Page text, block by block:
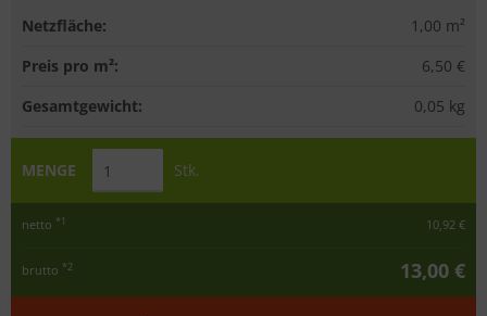
Netzfläche: 1,00 m²
Preis pro m²:
6,50 €
Gesamtgewicht:
0,05 kg
MENGE Stk.
netto *1 10,92 €
brutto *2 13,00 €